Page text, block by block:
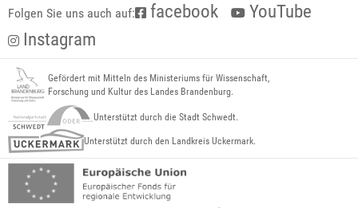
Folgen Sie uns auch auf: facebook
YouTube
Instagram
Gefördert mit Mitteln des Ministeriums für Wissenschaft,
Forschung und Kultur des Landes Brandenburg.
Unterstützt durch die Stadt Schwedt.
Unterstützt durch den Landkreis Uckermark.